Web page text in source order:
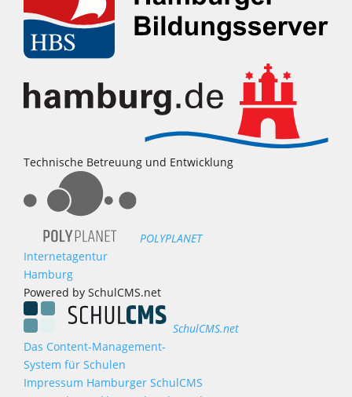
Technische Betreuung und Entwicklung
POLYPLANET
Internetagentur
Hamburg
Powered by SchulCMS.net
SchulCMS.net
Das Content-Management-
System für Schulen
Impressum Hamburger SchulCMS